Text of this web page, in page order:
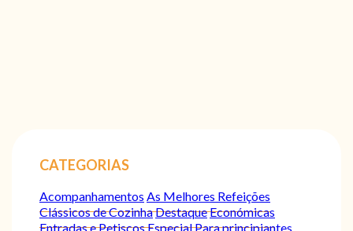
CATEGORIAS
Acompanhamentos As Melhores Refeições
Clássicos de CozinhaDestaqueEconómicas
Entradas e PetiscosEspecialPara principiantes